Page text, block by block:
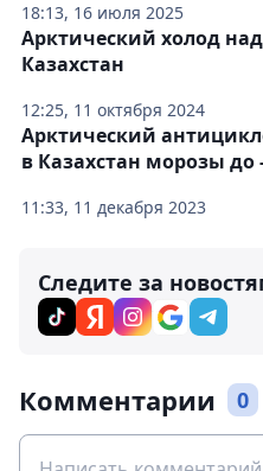
18:13, 16 июля 2025
12:25, 11 октября 2024
Арктический холод
Казахстан
11:33, 11 декабря 2023
Арктический
в Казахстан морозы до -
Следите за
Комментарии 0